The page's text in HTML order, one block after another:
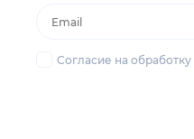
Согласие на